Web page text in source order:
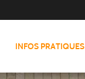
INFOS PRATIQUES